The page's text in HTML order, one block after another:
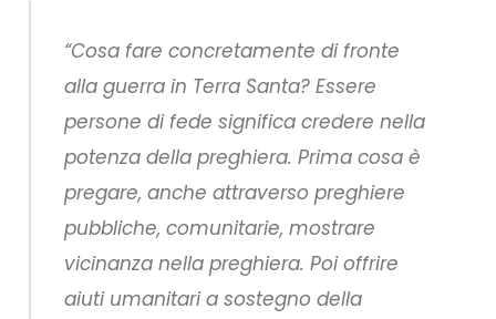
“Cosa fare concretamente di fronte
alla guerra in Terra Santa? Essere
persone di fede significa credere nella
potenza della preghiera. Prima cosa è
pregare, anche attraverso preghiere
pubbliche, comunitarie, mostrare
vicinanza nella preghiera. Poi offrire
aiuti umanitari a sostegno della